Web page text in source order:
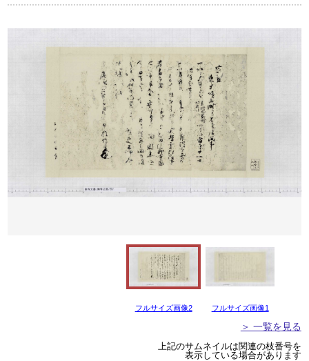
フルサイズ画像2 フルサイズ画像1
＞ 一覧を見る
上記のサムネイルは関連の枝番号を
表示している場合があります